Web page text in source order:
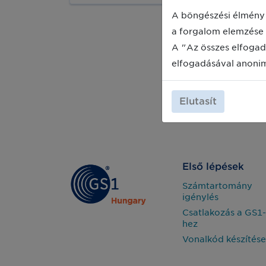
helyazonosító szám) is rendelkezniük
Első lépések
Számtartomány
igénylés
Csatlakozás a GS1-
hez
Vonalkód készítése
A böngészési
a forgalom
A "Az összes
elfogadásával
Elutasít